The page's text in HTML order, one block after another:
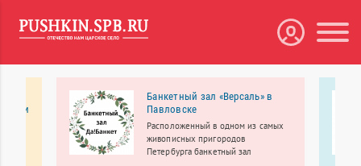
Банкетный зал «Версаль» в
Павловске
Расположенный в одном из самых
живописных пригородов
Петербурга банкетный зал